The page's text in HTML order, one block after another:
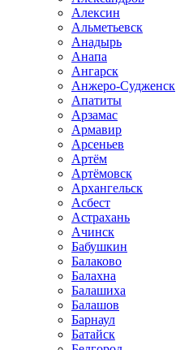
Алексин
Альметьевск
Анадырь
Анапа
Ангарск
Анжеро-Судженск
Апатиты
Арзамас
Армавир
Арсеньев
Артём
Артёмовск
Архангельск
Асбест
Астрахань
Ачинск
Бабушкин
Балаково
Балахна
Балашиха
Балашов
Барнаул
Батайск